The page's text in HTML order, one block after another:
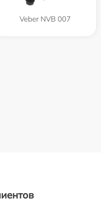
Veber NVB 007